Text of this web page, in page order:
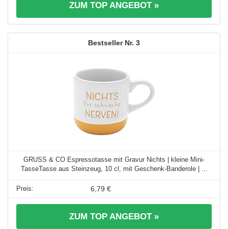
ZUM TOP ANGEBOT »
3
GRUSS & CO Espressotasse mit Gravur Nichts | kleine Mini-
TasseTasse aus Steinzeug, 10 cl, mit Geschenk-Banderole | ...
6,79 €
ZUM TOP ANGEBOT »